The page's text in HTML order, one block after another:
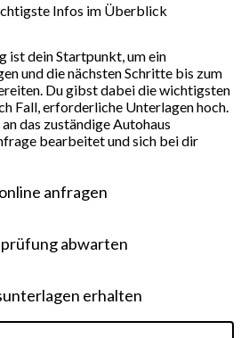
Infos im Überblick
ist dein Startpunkt, um ein
und die nächsten Schritte bis zum
Du gibst dabei die wichtigsten
Fall, erforderliche Unterlagen hoch.
das zuständige Autohaus
bearbeitet und sich bei dir
anfragen
abwarten
erhalten